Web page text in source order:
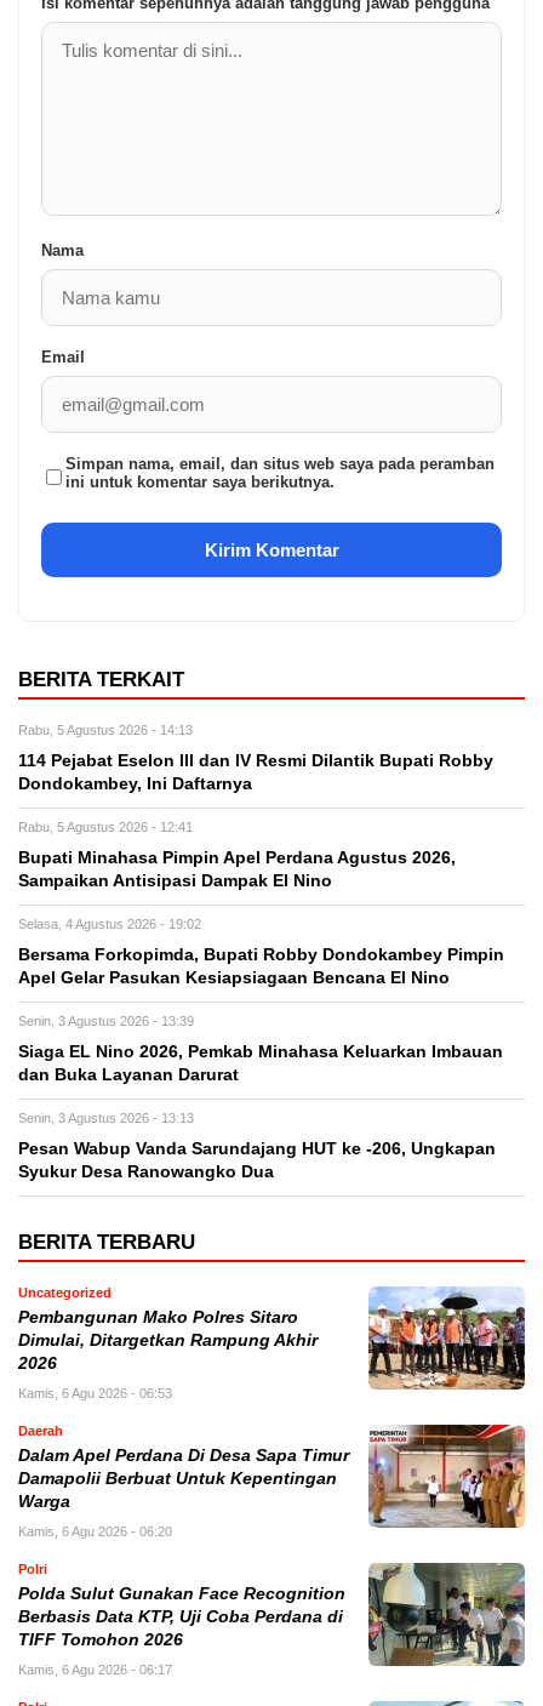
Nama
Email
Simpan nama, email, dan situs web saya pada peramban
ini untuk komentar saya berikutnya.
BERITA TERKAIT
Rabu, 5 Agustus 2026 - 14:13
114 Pejabat Eselon lll dan lV Resmi Dilantik Bupati Robby
Dondokambey, Ini Daftarnya
Rabu, 5 Agustus 2026 - 12:41
Bupati Minahasa Pimpin Apel Perdana Agustus 2026,
Sampaikan Antisipasi Dampak El Nino
Selasa, 4 Agustus 2026 - 19:02
Bersama Forkopimda, Bupati Robby Dondokambey Pimpin
Apel Gelar Pasukan Kesiapsiagaan Bencana El Nino
Senin, 3 Agustus 2026 - 13:39
Siaga EL Nino 2026, Pemkab Minahasa Keluarkan Imbauan
dan Buka Layanan Darurat
Senin, 3 Agustus 2026 - 13:13
Pesan Wabup Vanda Sarundajang HUT ke -206, Ungkapan
Syukur Desa Ranowangko Dua
BERITA TERBARU
Uncategorized
Pembangunan Mako Polres Sitaro
Dimulai, Ditargetkan Rampung Akhir
2026
Kamis, 6 Agu 2026 - 06:53
Daerah
Dalam Apel Perdana Di Desa Sapa Timur
Damapolii Berbuat Untuk Kepentingan
Warga
Kamis, 6 Agu 2026 - 06:20
Polri
Polda Sulut Gunakan Face Recognition
Berbasis Data KTP, Uji Coba Perdana di
TIFF Tomohon 2026
Kamis, 6 Agu 2026 - 06:17